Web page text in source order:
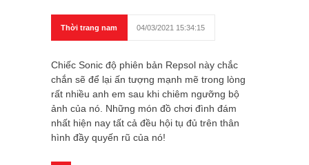
Thời trang nam 04/03/2021 15:34:15
Chiếc Sonic độ phiên bản Repsol này chắc
chắn sẽ để lại ấn tượng mạnh mẽ trong lòng
rất nhiều anh em sau khi chiêm ngưỡng bộ
ảnh của nó. Những món đồ chơi đình đám
nhất hiện nay tất cả đều hội tụ đủ trên thân
hình đầy quyến rũ của nó!